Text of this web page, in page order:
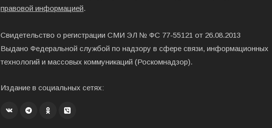
правовой информацией.
Свидетельство о регистрации СМИ ЭЛ № ФС 77-55121 от 26.08.2013
Выдано Федеральной службой по надзору в сфере связи, информационных
технологий и массовых коммуникаций (Роскомнадзор).
Издание в социальных сетях: